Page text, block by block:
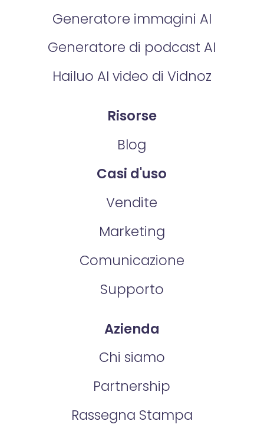
Generatore immagini AI
Generatore di podcast AI
Hailuo AI video di Vidnoz
Risorse
Blog
Casi d'uso
Vendite
Marketing
Comunicazione
Supporto
Azienda
Chi siamo
Partnership
Rassegna Stampa